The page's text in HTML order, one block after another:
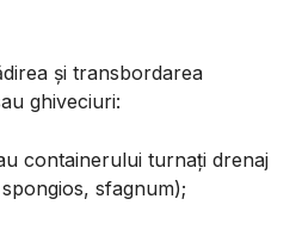
şi transbordarea
ghiveciuri:
containerului turnaţi drenaj
sfagnum);